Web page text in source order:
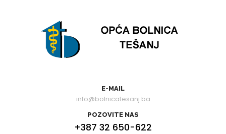
E-MAIL
info@bolnicatesanj.ba
POZOVITE NAS
+387 32 650-622